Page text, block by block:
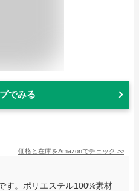
でみる
価格と在庫をAmazonでチェック >>
す。ポリエステル100%素材